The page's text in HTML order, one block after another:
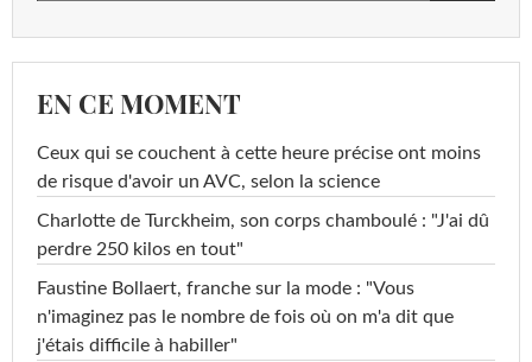
EN CE MOMENT
Ceux qui se couchent à cette heure précise ont moins
de risque d'avoir un AVC, selon la science
Charlotte de Turckheim, son corps chamboulé : "J'ai dû
perdre 250 kilos en tout"
Faustine Bollaert, franche sur la mode : "Vous
n'imaginez pas le nombre de fois où on m'a dit que
j'étais difficile à habiller"